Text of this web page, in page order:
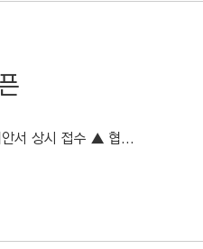
안서 상시 접수 ▲ 협...